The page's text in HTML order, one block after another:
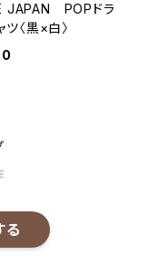
JAPAN POPドラ
ツ〈黒×白〉
る